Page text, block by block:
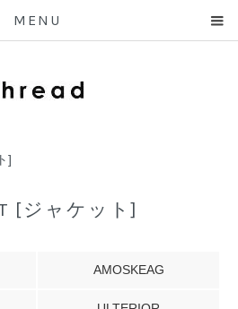
MENU
]
[ジャケット]
AMOSKEAG